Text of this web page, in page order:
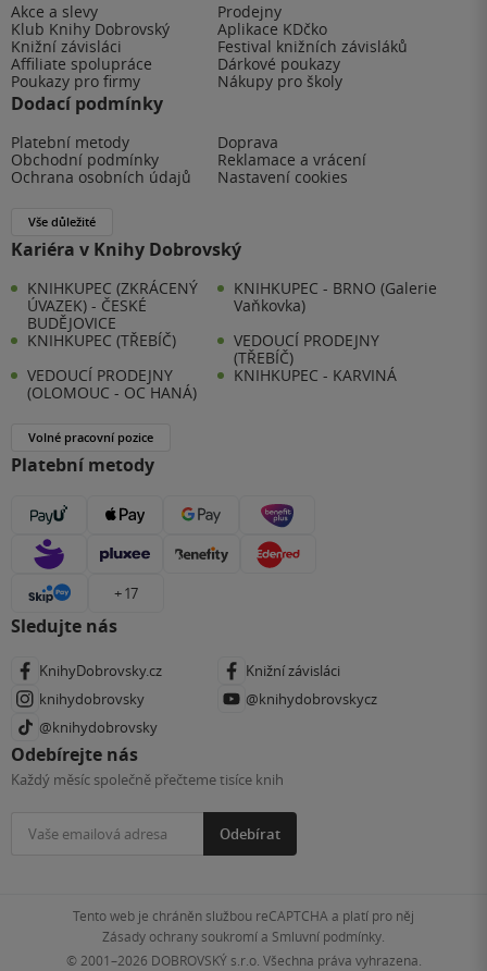
Akce a slevy
Prodejny
Klub Knihy Dobrovský
Aplikace KDčko
Knižní závisláci
Festival knižních závisláků
Affiliate spolupráce
Dárkové poukazy
Poukazy pro firmy
Nákupy pro školy
Dodací podmínky
Platební metody
Doprava
Obchodní podmínky
Reklamace a vrácení
Ochrana osobních údajů
Nastavení cookies
Vše důležité
Kariéra v Knihy Dobrovský
KNIHKUPEC (ZKRÁCENÝ
ÚVAZEK) - ČESKÉ
BUDĚJOVICE
KNIHKUPEC - BRNO (Galerie
Vaňkovka)
KNIHKUPEC (TŘEBÍČ)
VEDOUCÍ PRODEJNY
(TŘEBÍČ)
VEDOUCÍ PRODEJNY
(OLOMOUC - OC HANÁ)
KNIHKUPEC - KARVINÁ
Volné pracovní pozice
Platební metody
+ 17
Sledujte nás
KnihyDobrovsky.cz
Knižní závisláci
knihydobrovsky
@knihydobrovskycz
@knihydobrovsky
Odebírejte nás
Každý měsíc společně přečteme tisíce knih
Odebírat
Tento web je chráněn službou reCAPTCHA a platí pro něj
Zásady ochrany soukromía Smluvní podmínky
© 2001–2026 DOBROVSKÝ s.r.o. Všechna práva vyhrazena.